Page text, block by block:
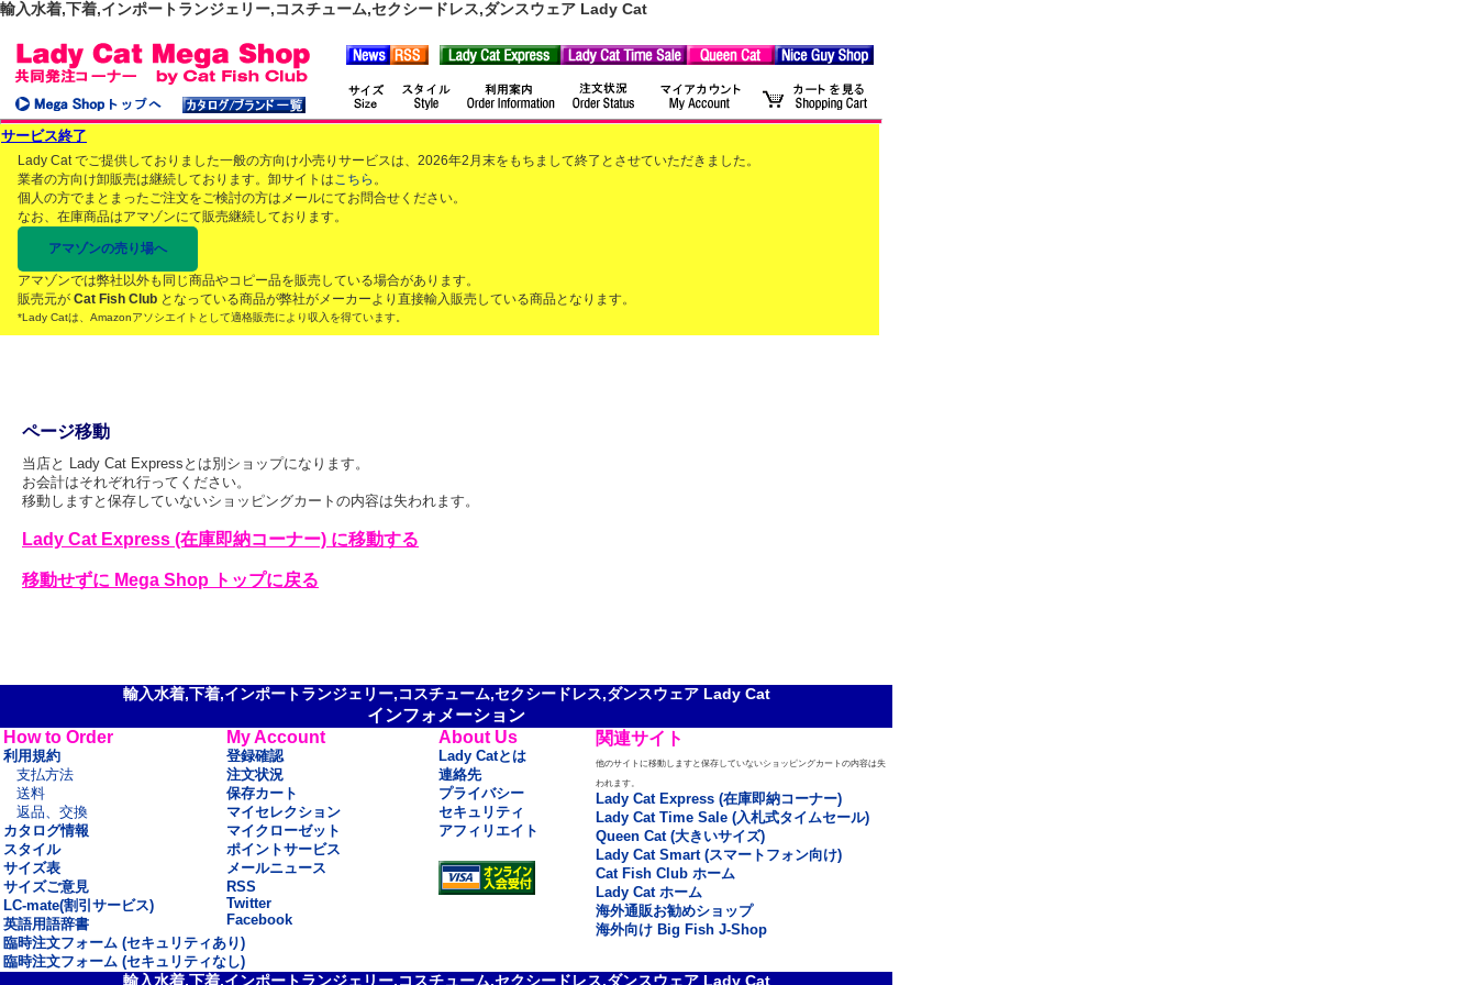
輸入水着,下着,インポートランジェリー,コスチューム,セクシードレス,ダンスウェア Lady Cat
サービス終了
Lady Cat でご提供しておりました一般の方向け小売りサービスは、2026年2月末をもちまして終了とさせていただきました。
業者の方向け卸販売は継続しております。卸サイトはこちら 。
個人の方でまとまったご注文をご検討の方はメールにてお問合せください。
なお、在庫商品はアマゾンにて販売継続しております。
アマゾンの売り場へ
アマゾンでは弊社以外も同じ商品やコピー品を販売している場合があります。
販売元が Cat Fish Club となっている商品が弊社がメーカーより直接輸入販売している商品となります。
*Lady Catは、Amazonアソシエイトとして適格販売により収入を得ています。
ページ移動
当店と Lady Cat Expressとは別ショップになります。
お会計はそれぞれ行ってください。
移動しますと保存していないショッピングカートの内容は失われます。
Lady Cat Express (在庫即納コーナー) に移動する
移動せずに Mega Shop トップに戻る
輸入水着,下着,インポートランジェリー,コスチューム,セクシードレス,ダンスウェア Lady Cat
インフォメーション
How to Order
利用規約
支払方法
送料
返品、交換
カタログ情報
スタイル
サイズ表
サイズご意見
LC-mate(割引サービス)
英語用語辞書
My Account
登録確認
注文状況
保存カート
マイセレクション
マイクローゼット
ポイントサービス
メールニュース
RSS
Twitter
Facebook
About Us
Lady Catとは
連絡先
プライバシー
セキュリティ
アフィリエイト
関連サイト
他のサイトに移動しますと保存していないショッピングカートの内容は失
われます。
Lady Cat Express (在庫即納コーナー)
Lady Cat Time Sale (入札式タイムセール)
Queen Cat (大きいサイズ)
Lady Cat Smart (スマートフォン向け)
Cat Fish Club ホーム
Lady Cat ホーム
海外通販お勧めショップ
海外向け Big Fish J-Shop
臨時注文フォーム (セキュリティあり)
臨時注文フォーム (セキュリティなし)
輸入水着,下着,インポートランジェリー,コスチューム,セクシードレス,ダンスウェア Lady Cat